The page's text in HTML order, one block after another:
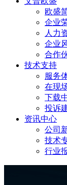
欧盛
企业
人力
企业
合作
技术支持
服务
在现
下载
投诉
资讯中心
公司
技术
行业